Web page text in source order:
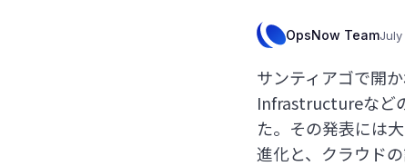
OpsNow Team
サンティアゴで開
Infrastructureなど
た。その発表には
進化と、クラウド